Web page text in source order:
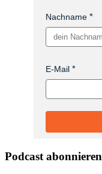
Nachname
E-Mail
Podcast abonnieren